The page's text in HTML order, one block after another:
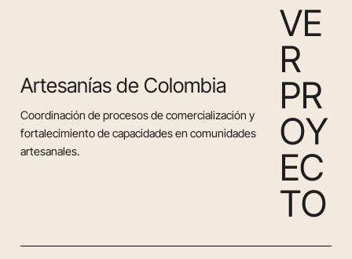
Artesanías de Colombia
Coordinación de procesos de comercialización y
fortalecimiento de capacidades en comunidades
artesanales.
VE
R
PR
OY
EC
TO